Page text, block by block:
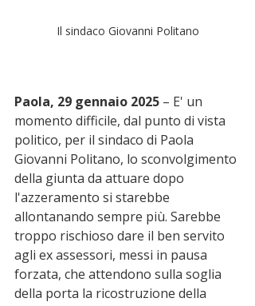
Il sindaco Giovanni Politano
Paola, 29 gennaio 2025 – E' un
momento difficile, dal punto di vista
politico, per il sindaco di Paola
Giovanni Politano, lo sconvolgimento
della giunta da attuare dopo
l'azzeramento si starebbe
allontanando sempre più. Sarebbe
troppo rischioso dare il ben servito
agli ex assessori, messi in pausa
forzata, che attendono sulla soglia
della porta la ricostruzione della